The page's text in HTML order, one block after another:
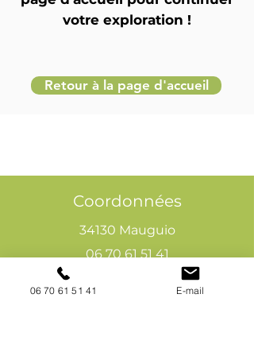
votre exploration !
Retour à la page d'accueil
Coordonnées
34130 Mauguio
06 70 61 51 41
cogivia@gmail.com
06 70 61 51 41 E-mail